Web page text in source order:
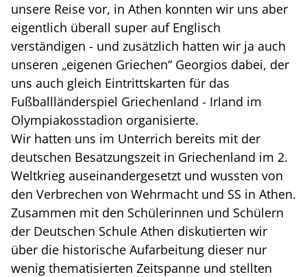
unsere Reise vor, in Athen konnten wir uns aber
eigentlich überall super auf Englisch
verständigen - und zusätzlich hatten wir ja auch
unseren „eigenen Griechen“ Georgios dabei, der
uns auch gleich Eintrittskarten für das
Fußballländerspiel Griechenland - Irland im
Olympiakosstadion organisierte.
Wir hatten uns im Unterrich bereits mit der
deutschen Besatzungszeit in Griechenland im 2.
Weltkrieg auseinandergesetzt und wussten von
den Verbrechen von Wehrmacht und SS in Athen.
Zusammen mit den Schülerinnen und Schülern
der Deutschen Schule Athen diskutierten wir
über die historische Aufarbeitung dieser nur
wenig thematisierten Zeitspanne und stellten